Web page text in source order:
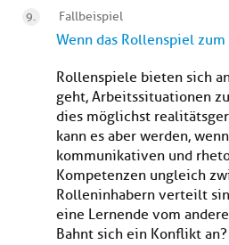
Fallbeispiel
Wenn das Rollenspiel
Rollenspiele bieten sich
geht, Arbeitssituationen
dies möglichst
kann es aber werden,
kommunikativen und
Kompetenzen ungleich
Rolleninhabern verteilt
eine Lernende vom
Bahnt sich ein Konflikt